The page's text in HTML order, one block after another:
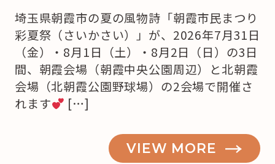
埼玉県朝霞市の夏の風物詩「朝霞市民まつり
彩夏祭（さいかさい）」が、2026年7月31日
（金）・8月1日（土）・8月2日（日）の3日
間、朝霞会場（朝霞中央公園周辺）と北朝霞
会場（北朝霞公園野球場）の2会場で開催さ
れます
[…]
VIEW MORE